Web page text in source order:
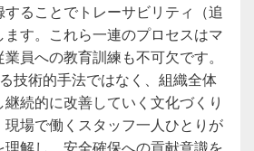
ることでトレーサビリティ（追
す。これら一連のプロセスはマ
員への教育訓練も不可欠です。
技術的手法ではなく、組織全体
続的に改善していく文化づくり
場で働くスタッフ一人ひとりが